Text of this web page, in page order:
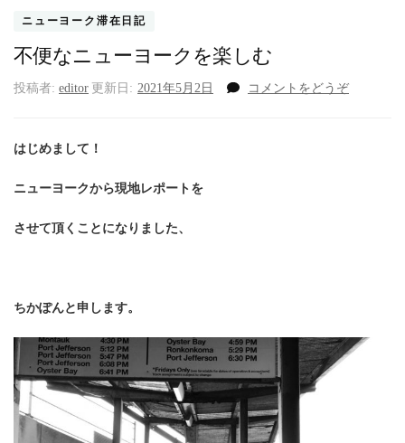
ニューヨーク滞在日記
不便なニューヨークを楽しむ
投稿者: editor 更新日: 2021年5月2日 コメントをどうぞ(不
はじめまして！
ニューヨークから現地レポートを
させて頂くことになりました、
ちかぽんと申します。